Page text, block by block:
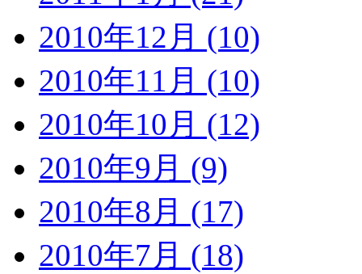
2010年12月 (10)
2010年11月 (10)
2010年10月 (12)
2010年9月 (9)
2010年8月 (17)
2010年7月 (18)